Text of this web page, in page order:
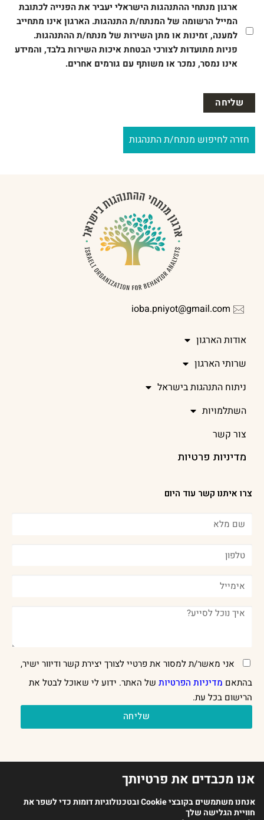
ארגון מנתחי ההתנהגות הישראלי יעביר את הפנייה לכתובת
המייל הרשומה של המנתח/ת התנהגות. הארגון אינו מתחייב
למענה, זמינות או מתן השירות של מנתח/ת ההתנהגות.
פניות מתועדות לצורכי הבטחת איכות השירות בלבד, והמידע
אינו נמסר, נמכר או משותף עם גורמים אחרים.
חזרה לחיפוש מנתח/ת התנהגות
ioba.pniyot@gmail.com
אודות הארגון
שרותי הארגון
ניתוח התנהגות בישראל
השתלמויות
צור קשר
מדיניות פרטיות
צרו איתנו קשר עוד היום
אני מאשר/ת למסור את פרטיי לצורך יצירת קשר ודיוור ישיר,
בהתאם מדיניות הפרטיות של האתר. ידוע לי שאוכל לבטל את
הרישום בכל עת.
שליחה
אנו מכבדים את פרטיותך
אנחנו משתמשים בקובצי Cookie ובטכנולוגיות דומות כדי לשפר את
חוויית הגלישה שלך